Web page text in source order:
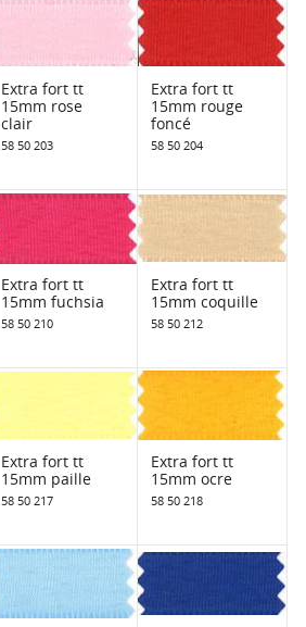
Extra fort tt
15mm rose
clair
58 50 203
Extra fort tt
15mm rouge
foncé
58 50 204
Extra fort tt
15mm fuchsia
58 50 210
Extra fort tt
15mm coquille
58 50 212
Extra fort tt
15mm paille
58 50 217
Extra fort tt
15mm ocre
58 50 218